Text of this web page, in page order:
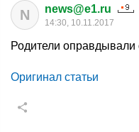
N news@e1.ru
14:30, 10.11.2017
Родители оправдывали
Оригинал статьи